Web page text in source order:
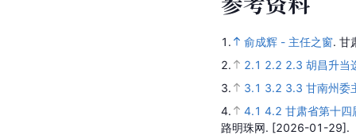
1. 俞成辉 - 主任之窗. 甘
2.
2.1 2.2 2.3 胡昌升当
3.
3.1 3.2 3.3 甘南州委
4.
4.1 4.2 甘肃省第十四
路明珠网. [2026-01-29].